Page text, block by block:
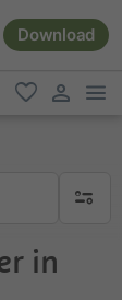
Download
favorit
keine
in